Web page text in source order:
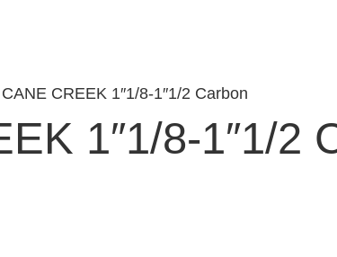
CREEK 1″1/8-1″1/2 Carbon
1″1/8-1″1/2